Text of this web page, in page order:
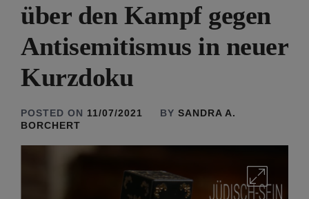
über den Kampf gegen
Antisemitismus in neuer
Kurzdoku
POSTED ON 11/07/2021 BY SANDRA A.
BORCHERT